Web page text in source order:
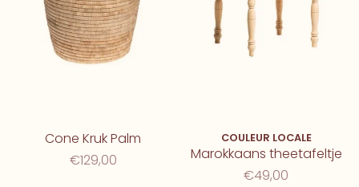
Cone Kruk Palm
€129,00
COULEUR LOCALE
Marokkaans theetafeltje
€49,00